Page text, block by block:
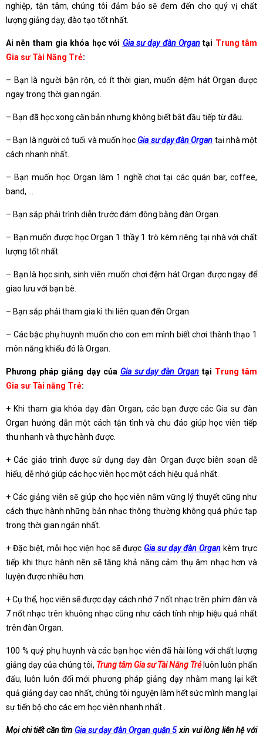
nghiệp, tận tâm, chúng tôi đảm bảo sẽ đem đến cho quý vị chất
lượng giảng dạy, đào tạo tốt nhất.
Ai nên tham gia khóa học với Gia sư dạy đàn Organtại Trung tâm
Gia sư Tài Năng Trẻ:
– Bạn là người bận rộn, có ít thời gian, muốn đệm hát Organ được
ngay trong thời gian ngắn.
– Bạn đã học xong căn bản nhưng không biết bắt đầu tiếp từ đâu.
– Bạn là người có tuổi và muốn học Gia sư dạy đàn Organ tại nhà một
cách nhanh nhất.
– Bạn muốn học Organ làm 1 nghề chơi tại các quán bar, coffee,
band, …
– Bạn sắp phải trình diễn trước đám đông bằng đàn Organ.
– Bạn muốn được học Organ 1 thầy 1 trò kèm riêng tại nhà với chất
lượng tốt nhất.
– Bạn là học sinh, sinh viên muốn chơi đệm hát Organ được ngay để
giao lưu với bạn bè.
– Bạn sắp phải tham gia kì thi liên quan đến Organ.
– Các bậc phụ huynh muốn cho con em mình biết chơi thành thạo 1
môn năng khiếu đó là Organ.
Phương pháp giảng dạy của Gia sư dạy đàn Organ tại Trung tâm
Gia sư Tài năng Trẻ:
+ Khi tham gia khóa dạy đàn Organ, các bạn được các Gia sư đàn
Organ hướng dẫn một cách tận tình và chu đáo giúp học viên tiếp
thu nhanh và thực hành được.
+ Các giáo trình được sử dụng dạy đàn Organ được biên soạn dễ
hiểu, dễ nhớ giúp các học viên học một cách hiệu quả nhất.
+ Các giảng viên sẽ giúp cho học viên nắm vững lý thuyết cũng như
cách thực hành những bản nhạc thông thường không quá phức tạp
trong thời gian ngắn nhất.
+ Đặc biệt, mỗi học viện học sẽ được Gia sư dạy đàn Organ kèm trực
tiếp khi thực hành nên sẽ tăng khả năng cảm thụ âm nhạc hơn và
luyện được nhiều hơn.
+ Cụ thể, học viên sẽ được dạy cách nhớ 7 nốt nhạc trên phím đàn và
7 nốt nhạc trên khuông nhạc cũng như cách tính nhịp hiệu quả nhất
trên đàn Organ.
100 % quý phụ huynh và các bạn học viên đã hài lòng với chất lượng
giảng dạy của chúng tôi, Trung tâm Gia sư Tài Năng Trẻ luôn luôn phấn
đấu, luôn luôn đổi mới phương pháp giảng dạy nhằm mang lại kết
quả giảng dạy cao nhất, chúng tôi nguyện làm hết sức mình mang lại
sự tiến bộ cho các em học viên nhanh nhất .
Mọi chi tiết cần tìm Gia sư dạy đàn Organ quận 5xin vui lòng liên hệ với